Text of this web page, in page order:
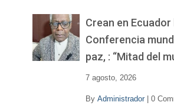
Crean en Ecuador
Conferencia
paz, : “Mitad del
7 agosto, 2026
By Administrador 0